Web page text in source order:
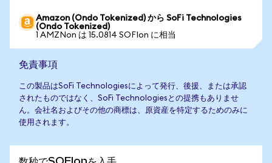
Amazon (Ondo Tokenized) から SoFi Technologies
(Ondo Tokenized)
1 AMZNon は 15.0814 SOFIon に相当
免責事項
この製品はSoFi Technologiesによって発行、後援、または承認
されたものではなく、SoFi Technologiesとの提携もありませ
ん。会社名およびその他の商標は、原資産を特定するためのみに
使用されます。